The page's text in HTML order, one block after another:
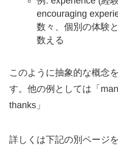
encouraging
数々、個別の体験
数える
このように抽象的な概念
す。他の例としては「
thanks」
詳しくは下記の別ページ